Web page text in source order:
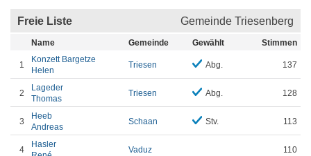
Freie Liste Gemeinde Triesenberg
Name Gemeinde Gewählt Stimmen
1
Konzett Bargetze
Helen
Triesen Abg. 137
2
Lageder
Thomas
Triesen Abg. 128
3
Heeb
Andreas
Schaan Stv. 113
4
Hasler
Vaduz 110